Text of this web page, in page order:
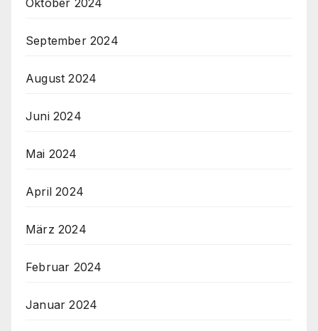
Oktober 2024
September 2024
August 2024
Juni 2024
Mai 2024
April 2024
März 2024
Februar 2024
Januar 2024